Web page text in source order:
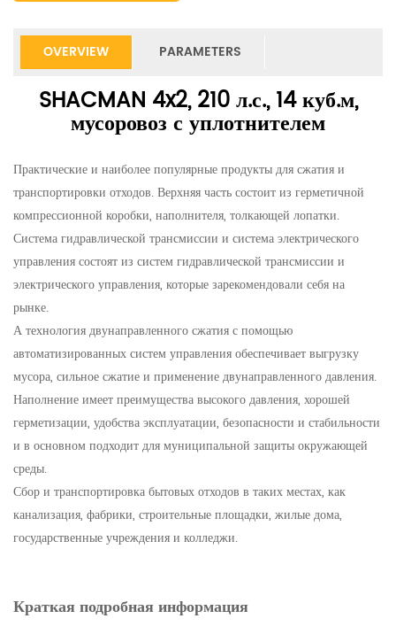
OVERVIEW PARAMETERS
SHACMAN 4x2, 210 л.с., 14 куб.м,
мусоровоз с уплотнителем
Практические и наиболее популярные продукты для сжатия и
транспортировки отходов. Верхняя часть состоит из герметичной
компрессионной коробки, наполнителя, толкающей лопатки.
Система гидравлической трансмиссии и система электрического
управления состоят из систем гидравлической трансмиссии и
электрического управления, которые зарекомендовали себя на
рынке.
А технология двунаправленного сжатия с помощью
автоматизированных систем управления обеспечивает выгрузку
мусора, сильное сжатие и применение двунаправленного давления.
Наполнение имеет преимущества высокого давления, хорошей
герметизации, удобства эксплуатации, безопасности и стабильности
и в основном подходит для муниципальной защиты окружающей
среды.
Сбор и транспортировка бытовых отходов в таких местах, как
канализация, фабрики, строительные площадки, жилые дома,
государственные учреждения и колледжи.
Краткая подробная информация